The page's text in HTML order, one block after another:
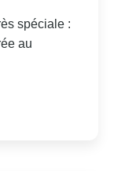
spéciale :
au